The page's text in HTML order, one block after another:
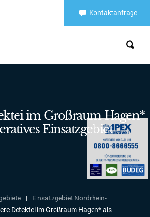
Kontaktanfrage
im Großraum Hagen*
Einsatzgebiet
|
Einsatzgebiet Nordrhein-
Detektei im Großraum Hagen* als